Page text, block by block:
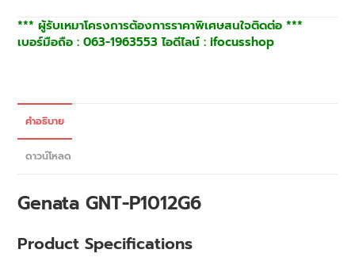
*** ผู้รับเหมาโครงการต้องการราคาพิเศษสนใจติดต่อ ***
เบอร์มือถือ : 063-1963553 ไอดีไลน์ : ifocusshop
คำอธิบาย
ดาวน์โหลด
Genata GNT-P1012G6
Product Specifications